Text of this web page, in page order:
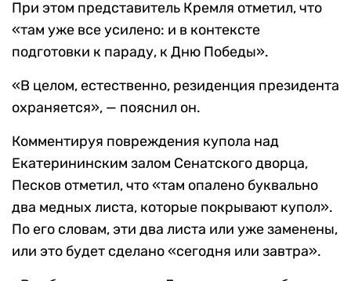
При этом представитель Кремля отметил, что
«там уже все усилено: и в контексте
подготовки к параду, к Дню Победы».
«В целом, естественно, резиденция президента
охраняется», — пояснил он.
Комментируя повреждения купола над
Екатерининским залом Сенатского дворца,
Песков отметил, что «там опалено буквально
два медных листа, которые покрывают купол».
По его словам, эти два листа или уже заменены,
или это будет сделано «сегодня или завтра».